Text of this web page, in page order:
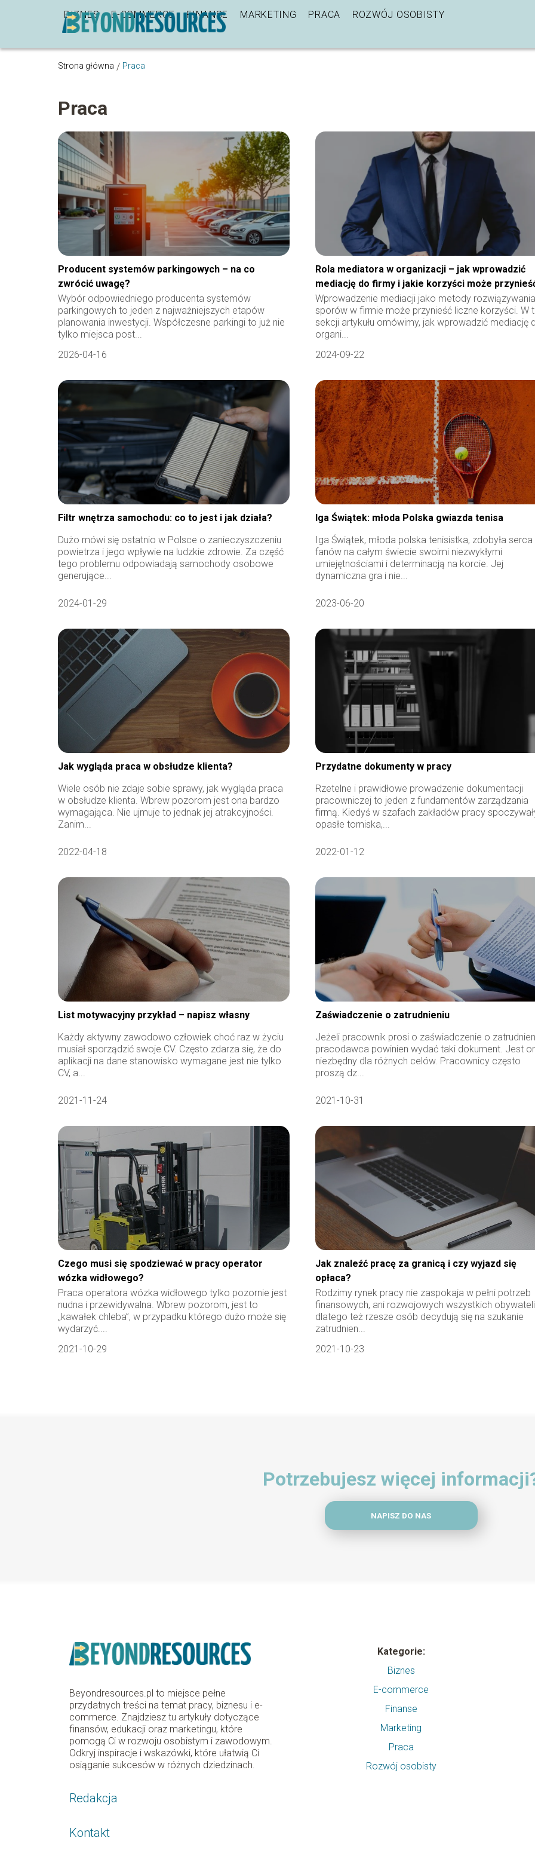
BIZNES E-COMMERCE FINANSE MARKETING PRACA ROZWÓJ OSOBISTY
Strona główna / Praca
Praca
Producent systemów parkingowych – na co
zwrócić uwagę?
Wybór odpowiedniego producenta systemów
parkingowych to jeden z najważniejszych etapów
planowania inwestycji. Współczesne parkingi to już nie
tylko miejsca post...
2026-04-16
Rola mediatora w organizacji – jak wprowadzić
mediację do firmy i jakie korzyści może
Wprowadzenie mediacji jako metody
sporów w firmie może przynieść liczne korzyści. W
sekcji artykułu omówimy, jak wprowadzić mediację
organi...
2024-09-22
Filtr wnętrza samochodu: co to jest i jak działa?
Dużo mówi się ostatnio w Polsce o zanieczyszczeniu
powietrza i jego wpływie na ludzkie zdrowie. Za część
tego problemu odpowiadają samochody osobowe
generujące...
2024-01-29
Iga Świątek: młoda Polska gwiazda tenisa
Iga Świątek, młoda polska tenisistka, zdobyła serca
fanów na całym świecie swoimi niezwykłymi
umiejętnościami i determinacją na korcie. Jej
dynamiczna gra i nie...
2023-06-20
Jak wygląda praca w obsłudze klienta?
Wiele osób nie zdaje sobie sprawy, jak wygląda praca
w obsłudze klienta. Wbrew pozorom jest ona bardzo
wymagająca. Nie ujmuje to jednak jej atrakcyjności.
Zanim...
2022-04-18
Przydatne dokumenty w pracy
Rzetelne i prawidłowe prowadzenie dokumentacji
pracowniczej to jeden z fundamentów zarządzania
firmą. Kiedyś w szafach zakładów pracy
opasłe tomiska,...
2022-01-12
List motywacyjny przykład – napisz własny
Każdy aktywny zawodowo człowiek choć raz w życiu
musiał sporządzić swoje CV. Często zdarza się, że do
aplikacji na dane stanowisko wymagane jest nie tylko
CV, a...
2021-11-24
Zaświadczenie o zatrudnieniu
Jeżeli pracownik prosi o zaświadczenie o
pracodawca powinien wydać taki dokument. Jest
niezbędny dla różnych celów. Pracownicy często
proszą dz...
2021-10-31
Czego musi się spodziewać w pracy operator
wózka widłowego?
Praca operatora wózka widłowego tylko pozornie jest
nudna i przewidywalna. Wbrew pozorom, jest to
„kawałek chleba”, w przypadku którego dużo może się
wydarzyć....
2021-10-29
Jak znaleźć pracę za granicą i czy wyjazd się
opłaca?
Rodzimy rynek pracy nie zaspokaja w pełni potrzeb
finansowych, ani rozwojowych wszystkich
dlatego też rzesze osób decydują się na szukanie
zatrudnien...
2021-10-23
Potrzebujesz więcej
NAPISZ DO NAS
Beyondresources.pl to miejsce pełne
przydatnych treści na temat pracy, biznesu i e-
commerce. Znajdziesz tu artykuły dotyczące
finansów, edukacji oraz marketingu, które
pomogą Ci w rozwoju osobistym i zawodowym.
Odkryj inspiracje i wskazówki, które ułatwią Ci
osiąganie sukcesów w różnych dziedzinach.
Redakcja
Kontakt
Kategorie:
Biznes
E-commerce
Finanse
Marketing
Praca
Rozwój osobisty